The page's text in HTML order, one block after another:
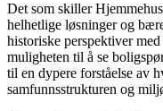
Det som skiller
helhetlige løsninger og
historiske perspektiver
muligheten til å se
til en dypere forståelse av
samfunnsstrukturen og